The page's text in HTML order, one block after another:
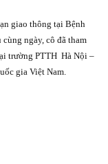
giao thông tại Bệnh
ngày, cô đã tham
trường PTTH Hà Nội –
gia Việt Nam.